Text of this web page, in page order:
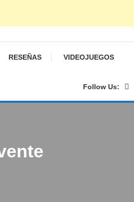
RESEÑAS VIDEOJUEGOS
Follow Us: